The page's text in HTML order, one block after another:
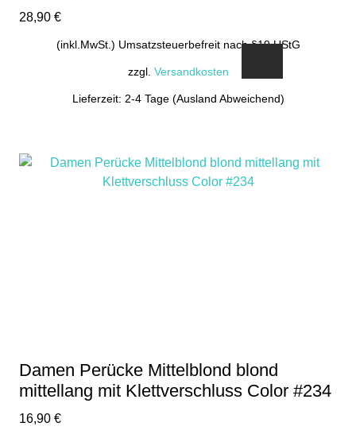
28,90 €
(inkl.MwSt.) Umsatzsteuerbefreit nach §19 UStG
zzgl. Versandkosten
Lieferzeit: 2-4 Tage (Ausland Abweichend)
Damen Perücke Mittelblond blond
mittellang mit Klettverschluss Color #234
16,90 €